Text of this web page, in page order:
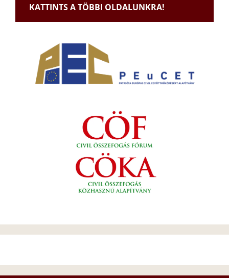
KATTINTS A TÖBBI OLDALUNKRA!